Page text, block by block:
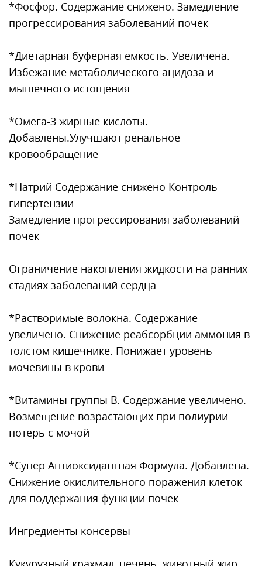
*Фосфор. Содержание снижено. Замедление
прогрессирования заболеваний почек
*Диетарная буферная емкость. Увеличена.
Избежание метаболического ацидоза и
мышечного истощения
*Омега-3 жирные кислоты.
Добавлены.Улучшают ренальное
кровообращение
*Натрий Содержание снижено Контроль
гипертензии
Замедление прогрессирования заболеваний
почек
Ограничение накопления жидкости на ранних
стадиях заболеваний сердца
*Растворимые волокна. Содержание
увеличено. Снижение реабсорбции аммония в
толстом кишечнике. Понижает уровень
мочевины в крови
*Витамины группы В. Содержание увеличено.
Возмещение возрастающих при полиурии
потерь с мочой
*Супер Антиоксидантная Формула. Добавлена.
Снижение окислительного поражения клеток
для поддержания функции почек
Ингредиенты консервы